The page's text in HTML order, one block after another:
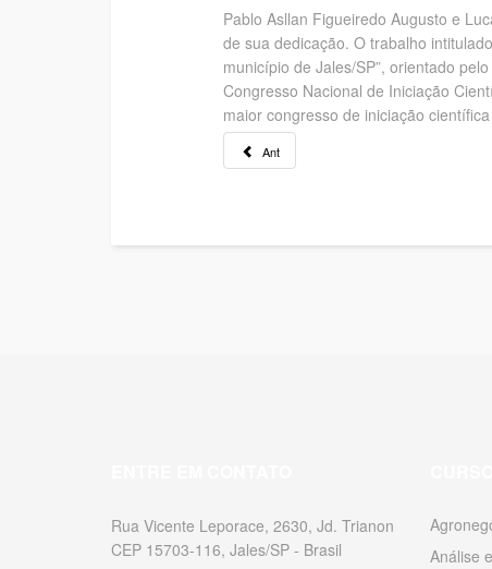
Pablo Asllan Figueiredo Augusto e
de sua dedicação. O trabalho
município de Jales/SP”, orientado
Congresso Nacional de Iniciação
maior congresso de iniciação
Ant
Rua Vicente Leporace, 2630, Jd. Trianon
CEP 15703-116, Jales/SP - Brasil
Análise